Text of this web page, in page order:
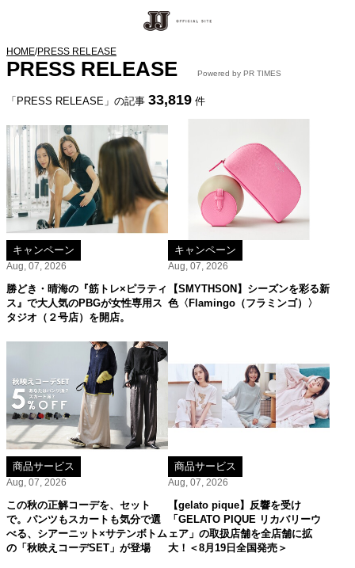
HOME/PRESS RELEASE
PRESS RELEASE Powered by PR TIMES
「PRESS RELEASE」の記事 33,819 件
キャンペーン
Aug, 07, 2026
勝どき・晴海の『筋トレ×ピラティ
ス』で大人気のPBGが女性専用ス
タジオ（２号店）を開店。
キャンペーン
Aug, 07, 2026
【SMYTHSON】シーズンを彩る新
色〈Flamingo（フラミンゴ）〉
商品サービス
Aug, 07, 2026
この秋の正解コーデを、セット
で。パンツもスカートも気分で選
べる、シアーニット×サテンボトム
の「秋映えコーデSET」が登場
商品サービス
Aug, 07, 2026
【gelato pique】反響を受け
「GELATO PIQUE リカバリーウ
ェア」の取扱店舗を全店舗に拡
大！＜8月19日全国発売＞